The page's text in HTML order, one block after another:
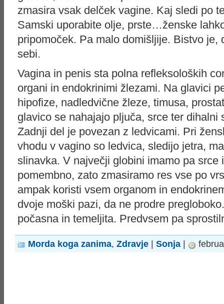
zmasira vsak delček vagine. Kaj sledi po
Samski uporabite olje, prste…ženske
pripomoček. Pa malo domišljije. Bistvo je,
sebi.
Vagina in penis sta polna refleksoloških
organi in endokrinimi žlezami. Na glavici
hipofize, nadledvične žleze, timusa,
glavico se nahajajo pljuča, srce ter
Zadnji del je povezan z ledvicami. Pri
vhodu v vagino so ledvica, sledijo jetra,
slinavka. V največji globini imamo pa srce
pomembno, zato zmasiramo res vse po
ampak koristi vsem organom in
dvoje moški pazi, da ne prodre
počasna in temeljita. Predvsem pa
Morda koga zanima, Zdravje Sonja